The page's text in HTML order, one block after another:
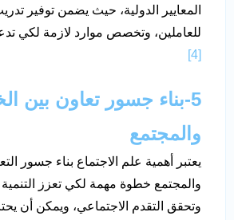
المعايير الدولية، حيث يضمن توفير
للعاملين، وتخصص موارد لازمة لكي
[4]
5-بناء جسور تعاون بين
والمجتمع
يعتبر أهمية علم الاجتماع بناء جسور
والمجتمع خطوة مهمة لكي تعزز
وتحقق التقدم الاجتماعي، ويمكن أن